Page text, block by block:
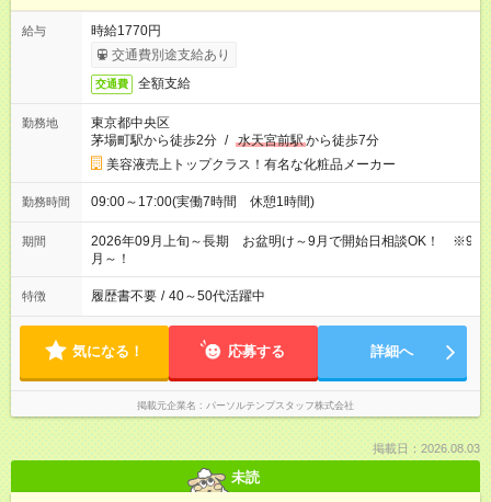
給与
時給1770円
交通費別途支給あり
交通費 全額支給
勤務地
東京都中央区
茅場町駅から徒歩2分 / 水天宮前駅から徒歩7分
美容液売上トップクラス！有名な化粧品メーカー
勤務時間 09:00～17:00(実働7時間 休憩1時間)
期間
2026年09月上旬～長期 お盆明け～9月で開始日相談OK！ ※9
月～！
特徴 履歴書不要 / 40～50代活躍中
気になる！ 応募する 詳細へ
掲載元企業名 パーソルテンプスタッフ株式会社
掲載日：2026.08.03
未読